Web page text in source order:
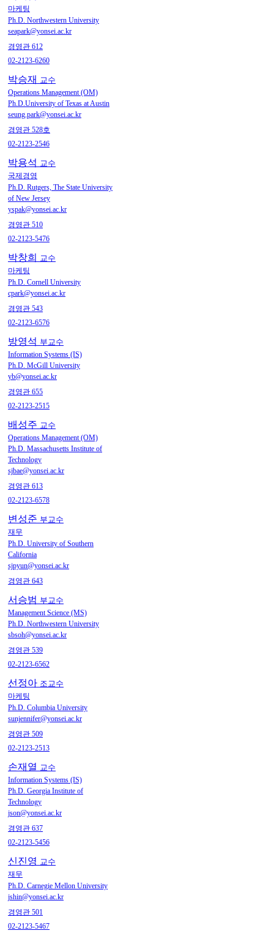
마케팅
Ph.D. Northwestern University
seapark@yonsei.ac.kr
경영관 612
02-2123-6260
박승재 교수
Operations Management (OM)
Ph.D.University of Texas at Austin
seung.park@yonsei.ac.kr
경영관 528호
02-2123-2546
박용석 교수
국제경영
Ph.D. Rutgers, The State University
of New Jersey
yspak@yonsei.ac.kr
경영관 510
02-2123-5476
박창희 교수
마케팅
Ph.D. Cornell University
cpark@yonsei.ac.kr
경영관 543
02-2123-6576
방영석 부교수
Information Systems (IS)
Ph.D. McGill University
yb@yonsei.ac.kr
경영관 655
02-2123-2515
배성주 교수
Operations Management (OM)
Ph.D. Massachusetts Institute of
Technology
sjbae@yonsei.ac.kr
경영관 613
02-2123-6578
변성준 부교수
재무
Ph.D. University of Southern
California
sjpyun@yonsei.ac.kr
경영관 643
서승범 부교수
Management Science (MS)
Ph.D. Northwestern University
sbsoh@yonsei.ac.kr
경영관 539
02-2123-6562
선정아 조교수
마케팅
Ph.D. Columbia University
sunjennifer@yonsei.ac.kr
경영관 509
02-2123-2513
손재열 교수
Information Systems (IS)
Ph.D. Georgia Institute of
Technology
json@yonsei.ac.kr
경영관 637
02-2123-5456
신진영 교수
재무
Ph.D. Carnegie Mellon University
jshin@yonsei.ac.kr
경영관 501
02-2123-5467